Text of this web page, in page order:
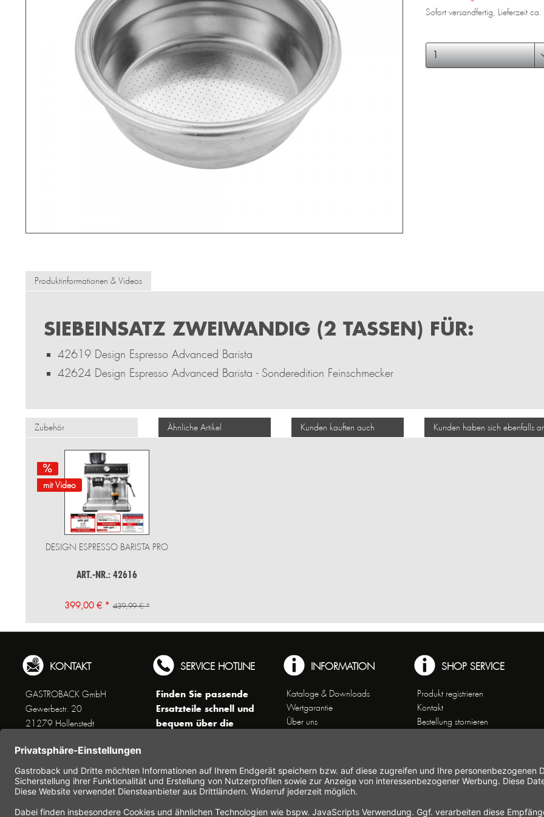
Sofort versandfertig, Lieferzeit
Produktinformationen & Videos
SIEBEINSATZ ZWEIWANDIG (2 TASSEN) FÜR:
42619 Design Espresso Advanced Barista
42624 Design Espresso Advanced Barista - Sonderedition Feinschmecker
Zubehör Ähnliche Artikel Kunden kauften auch Kunden haben sich ebenfalls
mit Video
DESIGN ESPRESSO BARISTA PRO
ART.-NR.: 42616
399,00 € * 439,99 € *
KONTAKT
GASTROBACK GmbH
Gewerbestr. 20
21279 Hollenstedt
SERVICE HOTLINE
Finden Sie passende
Ersatzteile schnell und
bequem über die
erreichen Sie telefonisch
Dienstags bis Donnerstags von
10 bis 16 Uhr (außer an
Feiertagen) unter Telefon +49
INFORMATION
Kataloge & Downloads
Wertgarantie
Über uns
Affiliate-Partnerprogramm
Themenwelten
SHOP SERVICE
Produkt registrieren
Kontakt
Bestellung stornieren
Widerrufsformular